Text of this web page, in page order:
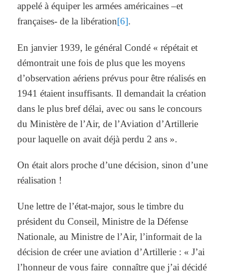
appelé à équiper les armées américaines –et
françaises- de la libération[6].
En janvier 1939, le général Condé « répétait et
démontrait une fois de plus que les moyens
d’observation aériens prévus pour être réalisés en
1941 étaient insuffisants. Il demandait la création
dans le plus bref délai, avec ou sans le concours
du Ministère de l’Air, de l’Aviation d’Artillerie
pour laquelle on avait déjà perdu 2 ans ».
On était alors proche d’une décision, sinon d’une
réalisation !
Une lettre de l’état-major, sous le timbre du
président du Conseil, Ministre de la Défense
Nationale, au Ministre de l’Air, l’informait de la
décision de créer une aviation d’Artillerie : « J’ai
l’honneur de vous faire connaître que j’ai décidé